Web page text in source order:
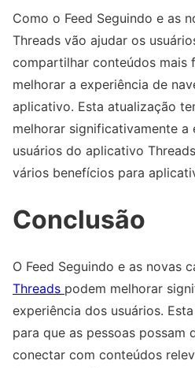
Como o Feed Seguindo e as
Threads vão ajudar os
compartilhar conteúdos mais
melhorar a experiência de
aplicativo. Esta atualização
melhorar significativamente a
usuários do aplicativo
vários benefícios para
Conclusão
O Feed Seguindo e as novas
Threads​ podem melhorar
experiência dos usuários.
para que as pessoas possam
conectar com conteúdos